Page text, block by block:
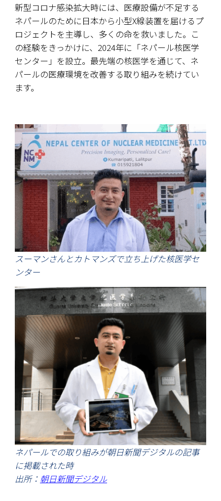
新型コロナ感染拡大時には、医療設備が不足する
ネパールのために日本から小型X線装置を届けるプ
ロジェクトを主導し、多くの命を救いました。こ
の経験をきっかけに、2024年に「ネパール核医学
センター」を設立。最先端の核医学を通じて、ネ
パールの医療環境を改善する取り組みを続けてい
ます。
スーマンさんとカトマンズで立ち上げた核医学セ
ンター
ネパールでの取り組みが朝日新聞デジタルの記事
に掲載された時
出所： 朝日新聞デジタル